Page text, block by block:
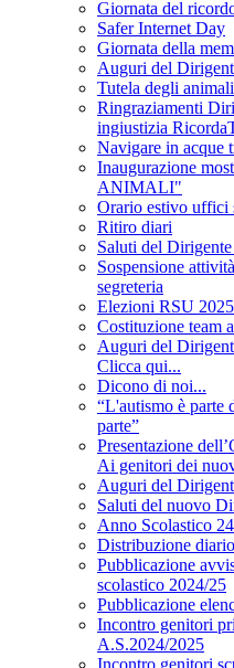
Giornata del
Safer Internet Day
Giornata della
Auguri del
Tutela degli
Ringraziamenti
ingiustizia
Navigare in acque
Inaugurazione
ANIMALI"
Orario estivo uffici
Ritiro diari
Saluti del
Sospensione
segreteria
Elezioni RSU 2025
Costituzione team
Auguri del
Clicca qui...
Dicono di noi...
“L'autismo è parte
parte”
Presentazione
Ai genitori dei
Auguri del
Saluti del nuovo
Anno Scolastico
Distribuzione
Pubblicazione
scolastico 2024/25
Pubblicazione
Incontro genitori
A.S.2024/2025
Incontro genitori